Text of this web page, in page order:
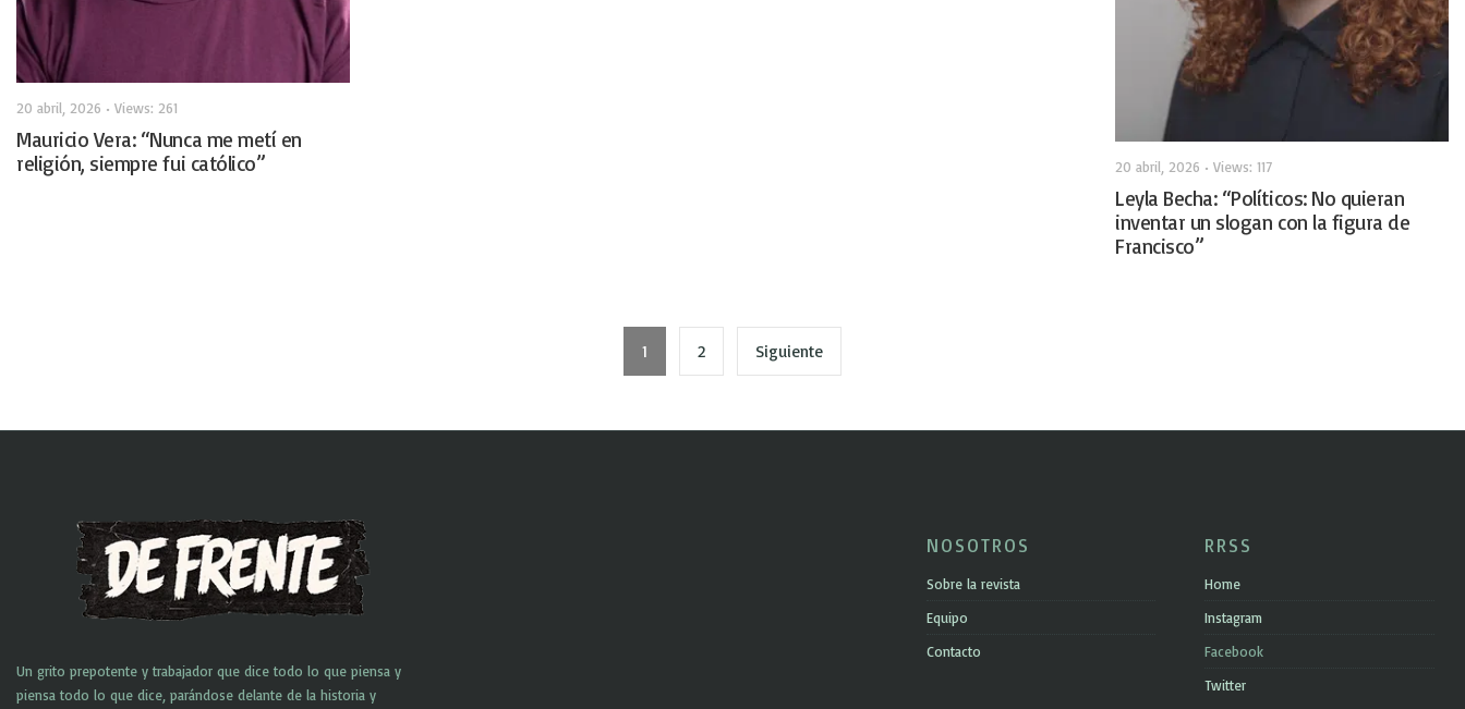
20 abril, 2026 • Views: 261
Mauricio Vera: “Nunca me metí en
religión, siempre fui católico”
20 abril, 2026 • Views: 117
Leyla Becha: “Políticos: No quieran
inventar un slogan con la figura de
Francisco”
1 2 Siguiente
Un grito prepotente y trabajador que dice todo lo que piensa y
piensa todo lo que dice, parándose delante de la historia y
NOSOTROS
Sobre la revista
Equipo
Contacto
RRSS
Home
Instagram
Facebook
Twitter